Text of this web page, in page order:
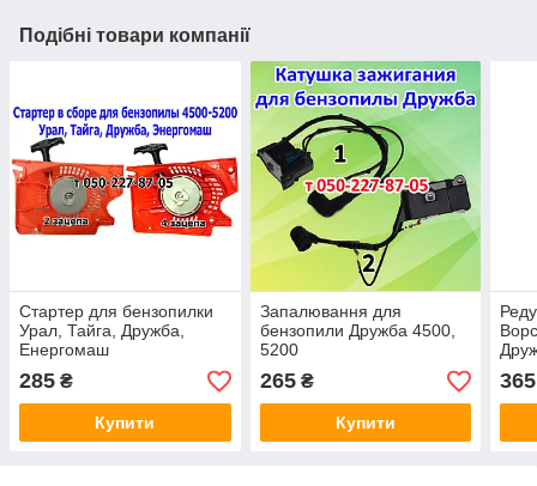
Подібні товари компанії
Стартер для бензопилки
Урал, Тайга, Дружба,
Енергомаш
285 ₴
Купити
Запалювання для
бензопили Дружба 4500,
5200
265₴
Купити
365